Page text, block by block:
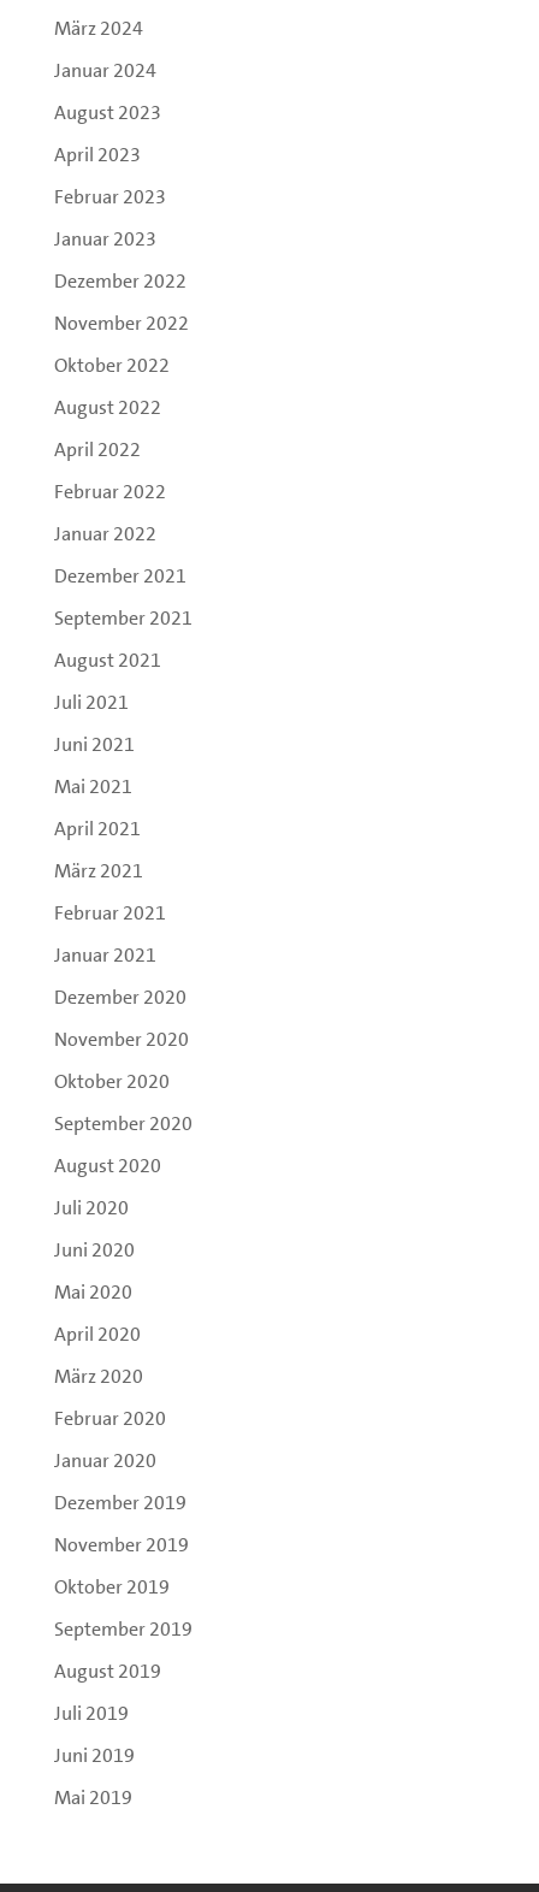
März 2024
Januar 2024
August 2023
April 2023
Februar 2023
Januar 2023
Dezember 2022
November 2022
Oktober 2022
August 2022
April 2022
Februar 2022
Januar 2022
Dezember 2021
September 2021
August 2021
Juli 2021
Juni 2021
Mai 2021
April 2021
März 2021
Februar 2021
Januar 2021
Dezember 2020
November 2020
Oktober 2020
September 2020
August 2020
Juli 2020
Juni 2020
Mai 2020
April 2020
März 2020
Februar 2020
Januar 2020
Dezember 2019
November 2019
Oktober 2019
September 2019
August 2019
Juli 2019
Juni 2019
Mai 2019